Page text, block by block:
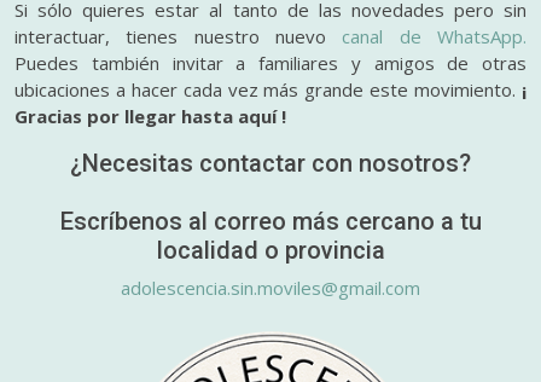
Si sólo quieres estar al tanto de las novedades pero sin
interactuar, tienes nuestro nuevo canal de WhatsApp.
Puedes también invitar a familiares y amigos de otras
ubicaciones a hacer cada vez más grande este movimiento. ¡
Gracias por llegar hasta aquí !
¿Necesitas contactar con nosotros?
Escríbenos al correo más cercano a tu
localidad o provincia
adolescencia.sin.moviles@gmail.com